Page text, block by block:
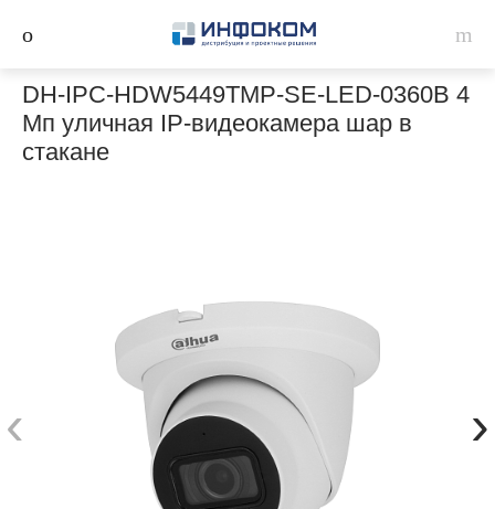
DH-IPC-HDW5449TMP-SE-LED-0360B 4
Мп уличная IP-видеокамера шар в
стакане
‹ ›